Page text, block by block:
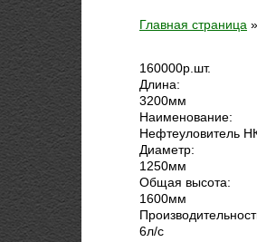
Главная страница »
160000р. шт.
Длина:
3200мм
Наименование:
Нефтеуловитель
Диаметр:
1250мм
Общая высота:
1600мм
6л/с